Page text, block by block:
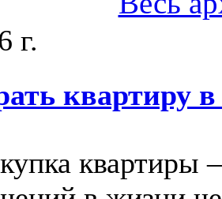
г.
квартиру в